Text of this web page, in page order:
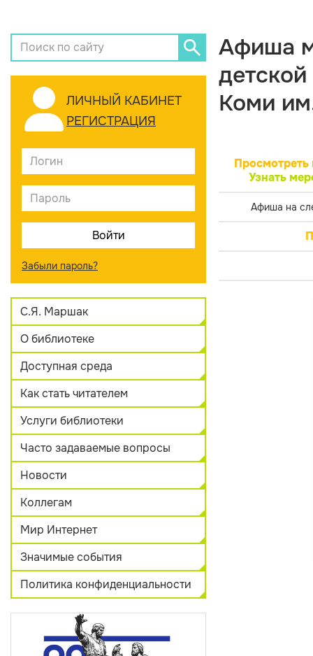
ЛИЧНЫЙ КАБИНЕТ
РЕГИСТРАЦИЯ
Забыли пароль?
С.Я. Маршак
О библиотеке
Доступная среда
Как стать читателем
Услуги библиотеки
Часто задаваемые вопросы
Новости
Коллегам
Мир Интернет
Значимые события
Политика конфиденциальности
Афиша
Коми
Просмотреть
Узнать
Афиша на